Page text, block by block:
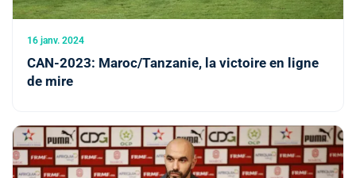
16 janv. 2024
CAN-2023: Maroc/Tanzanie, la victoire en ligne
de mire